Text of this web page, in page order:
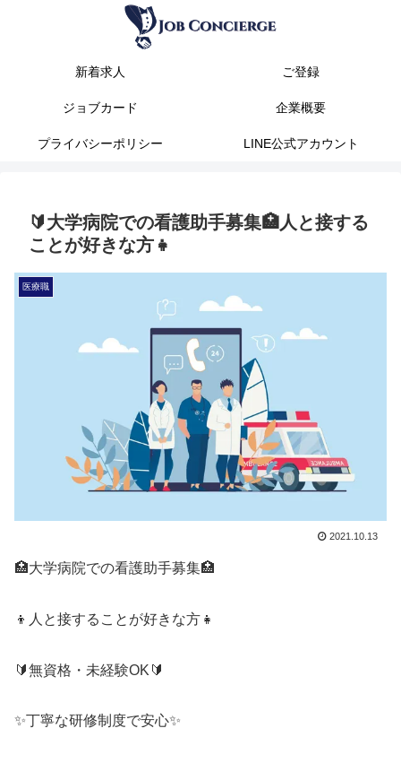
新着求人 ご登録
ジョブカード 企業概要
プライバシーポリシー LINE公式アカウント
🔰大学病院での看護助手募集🏥人と接する
ことが好きな方👧
医療職
2021.10.13
🏥大学病院での看護助手募集🏥
👦人と接することが好きな方👧
🔰無資格・未経験OK🔰
✨丁寧な研修制度で安心✨